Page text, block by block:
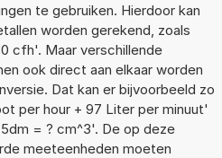
te gebruiken. Hierdoor kan
worden gerekend, zoals
cfh'. Maar verschillende
ook direct aan elkaar worden
Dat kan er bijvoorbeeld zo
per hour + 97 Liter per minuut'
= ? cm^3'. De op deze
meeteenheden moeten